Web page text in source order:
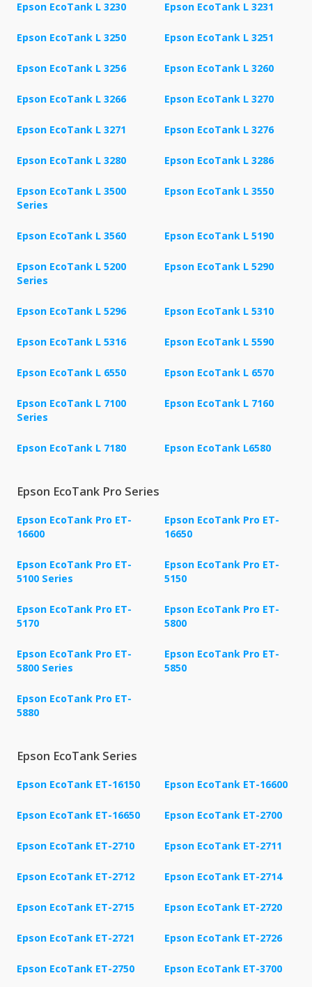
Epson EcoTank L 3230 Epson EcoTank L 3231
Epson EcoTank L 3250 Epson EcoTank L 3251
Epson EcoTank L 3256 Epson EcoTank L 3260
Epson EcoTank L 3266 Epson EcoTank L 3270
Epson EcoTank L 3271 Epson EcoTank L 3276
Epson EcoTank L 3280 Epson EcoTank L 3286
Epson EcoTank L 3500
Series
Epson EcoTank L 3550
Epson EcoTank L 3560 Epson EcoTank L 5190
Epson EcoTank L 5200
Series
Epson EcoTank L 5290
Epson EcoTank L 5296 Epson EcoTank L 5310
Epson EcoTank L 5316 Epson EcoTank L 5590
Epson EcoTank L 6550 Epson EcoTank L 6570
Epson EcoTank L 7100
Series
Epson EcoTank L 7160
Epson EcoTank L 7180 Epson EcoTank L6580
Epson EcoTank Pro Series
Epson EcoTank Pro ET-
16600
Epson EcoTank Pro ET-
16650
Epson EcoTank Pro ET-
5100 Series
Epson EcoTank Pro ET-
5150
Epson EcoTank Pro ET-
5170
Epson EcoTank Pro ET-
5800
Epson EcoTank Pro ET-
5800 Series
Epson EcoTank Pro ET-
5850
Epson EcoTank Pro ET-
5880
Epson EcoTank Series
Epson EcoTank ET-16150 Epson EcoTank ET-16600
Epson EcoTank ET-16650 Epson EcoTank ET-2700
Epson EcoTank ET-2710 Epson EcoTank ET-2711
Epson EcoTank ET-2712 Epson EcoTank ET-2714
Epson EcoTank ET-2715 Epson EcoTank ET-2720
Epson EcoTank ET-2721 Epson EcoTank ET-2726
Epson EcoTank ET-2750 Epson EcoTank ET-3700